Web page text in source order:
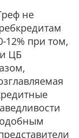
не
12% при том,
ЦБ